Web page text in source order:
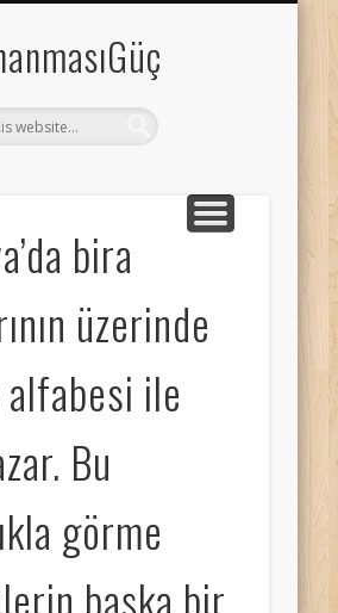
bira
üzerinde
ile
Bu
görme
başka bir